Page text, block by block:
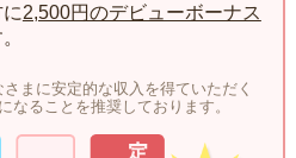
2,500円のデビューボーナス
まに安定的な収入を得ていただく
なることを推奨しております。